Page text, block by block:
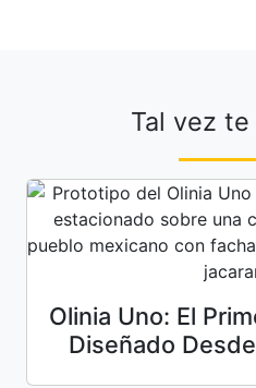
Tal vez
Olinia Uno: El
Diseñado